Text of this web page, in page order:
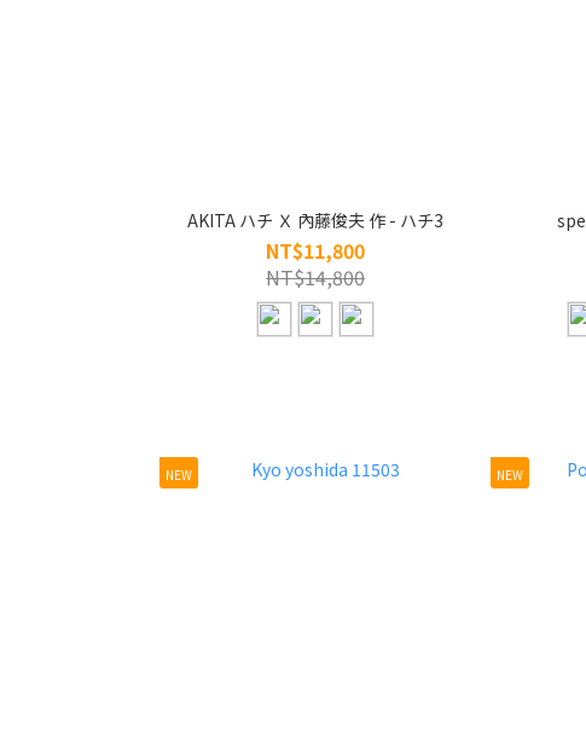
AKITA ハチ Ｘ 內藤俊夫 作 - ハチ3
NT$11,800
NT$14,800
NEW NEW